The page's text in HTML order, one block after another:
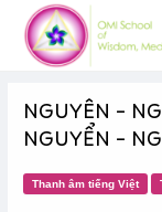
content
NGUYÊN –
NGUYỂN –
Thanh âm tiếng Việt
Post
navigation
CHUYÊN
MỤC: